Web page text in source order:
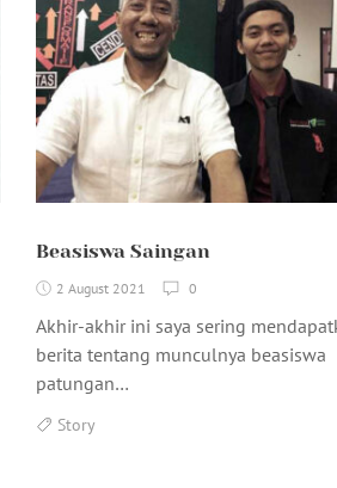
Beasiswa Saingan
2 August 2021 0
Akhir-akhir ini saya sering
berita tentang munculnya beasiswa
patungan…
Story